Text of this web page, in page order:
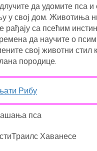
да удомите пса и
у свој дом. Животиња
рађају са псећим
да научите о
свој животни стил
породице.
Рибу
пса
Хаванесе